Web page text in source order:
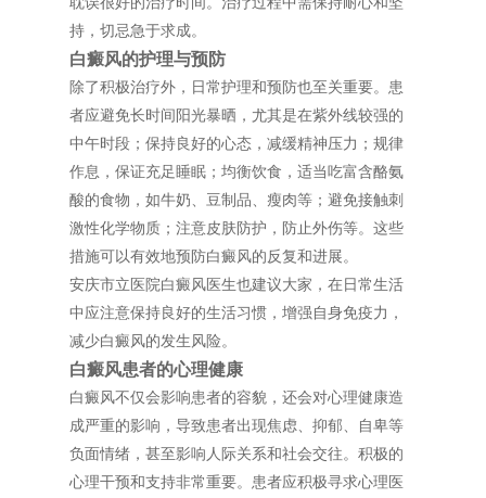
持，切忌急于求成。
白癜风的护理与预防
除了积极治疗外，日常护理和预防也至关重要。患
者应避免长时间阳光暴晒，尤其是在紫外线较强的
中午时段；保持良好的心态，减缓精神压力；规律
作息，保证充足睡眠；均衡饮食，适当吃富含酪氨
酸的食物，如牛奶、豆制品、瘦肉等；避免接触刺
激性化学物质；注意皮肤防护，防止外伤等。这些
措施可以有效地预防白癜风的反复和进展。
安庆市立医院白癜风医生也建议大家，在日常生活
中应注意保持良好的生活习惯，增强自身免疫力，
减少白癜风的发生风险。
白癜风患者的心理健康
白癜风不仅会影响患者的容貌，还会对心理健康造
成严重的影响，导致患者出现焦虑、抑郁、自卑等
负面情绪，甚至影响人际关系和社会交往。积极的
心理干预和支持非常重要。患者应积极寻求心理医